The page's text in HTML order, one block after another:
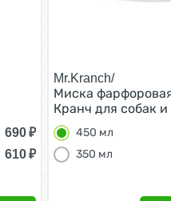
690₽
610₽
Mr.Kranch/
Миска
Кранч для собак
Апельсины Белая
450 мл
350 мл